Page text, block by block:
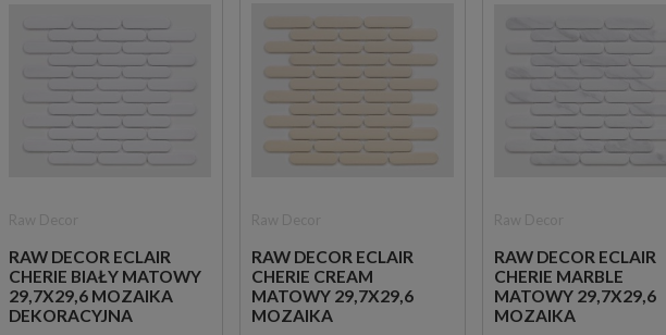
RAW DECOR ECLAIR
CHERIE BIAŁY MATOWY
29,7X29,6 MOZAIKA
DEKORACYJNA
RAW DECOR ECLAIR
CHERIE CREAM
MATOWY 29,7X29,6
MOZAIKA
RAW DECOR ECLAIR
CHERIE MARBLE
MATOWY 29,7X29,6
MOZAIKA